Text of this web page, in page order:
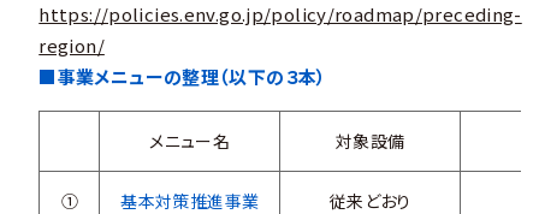
https://policies.env.go.jp/policy/roadmap/preceding-
region/
■事業メニューの整理（以下の３本）
メニュー名 対象設備
① 基本対策推進事業 従来どおり